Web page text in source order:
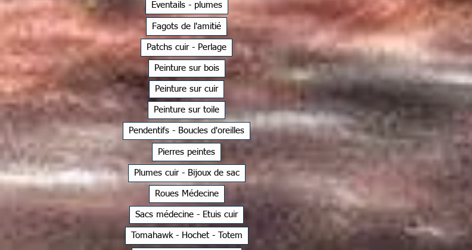
Eventails - plumes
Fagots de l'amitié
Patchs cuir - Perlage
Peinture sur bois
Peinture sur cuir
Peinture sur toile
Pendentifs - Boucles d'oreilles
Pierres peintes
Plumes cuir - Bijoux de sac
Roues Médecine
Sacs médecine - Etuis cuir
Tomahawk - Hochet - Totem